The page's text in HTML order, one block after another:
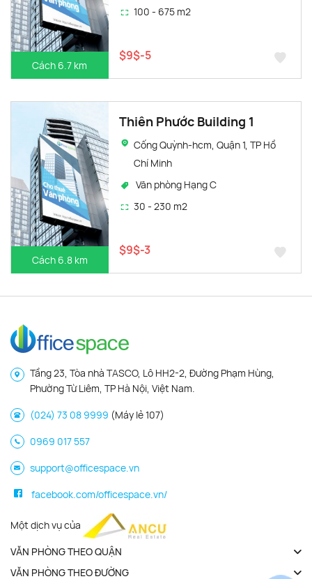
Cách 6.7 km
100 - 675 m2
$9$-5
Cách 6.8 km
Thiên Phước Building 1
Cống Quỳnh-hcm, Quận 1, TP Hồ
Chí Minh
Văn phòng Hạng C
30 - 230 m2
$9$-3
Tầng 23, Tòa nhà TASCO, Lô HH2-2, Đường Phạm Hùng,
Phường Từ Liêm, TP Hà Nội, Việt Nam.
(024) 73 08 9999 (Máy lẻ 107)
0969 017 557
support@officespace.vn
facebook.com/officespace.vn/
Một dịch vụ của
VĂN PHÒNG THEO QUẬN
VĂN PHÒNG THEO ĐƯỜNG